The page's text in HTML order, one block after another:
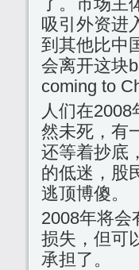
吸引外资进
到其他比中
会离开这块
coming to
人们在
然未死，有
还等着抄底
的低迷，股
逃顶博傻。
2008年将会
损失，但可
承担了。